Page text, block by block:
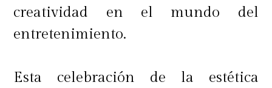
creatividad en el mundo del
entretenimiento.
Esta celebración de la estética